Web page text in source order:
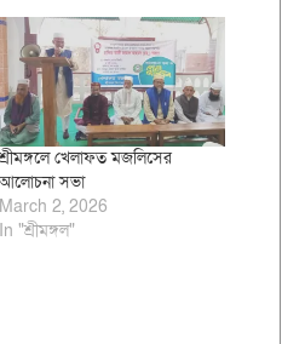
খেলাফত মজলিসের
সভা
March 2, 2026
In "শ্রীমঙ্গল"